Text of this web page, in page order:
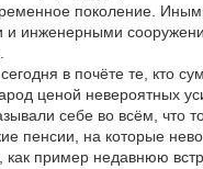
поколение.
и инженерными
в почёте те, кто
ценой невероятных
себе во всём, что
пенсии, на которые
как пример недавнюю